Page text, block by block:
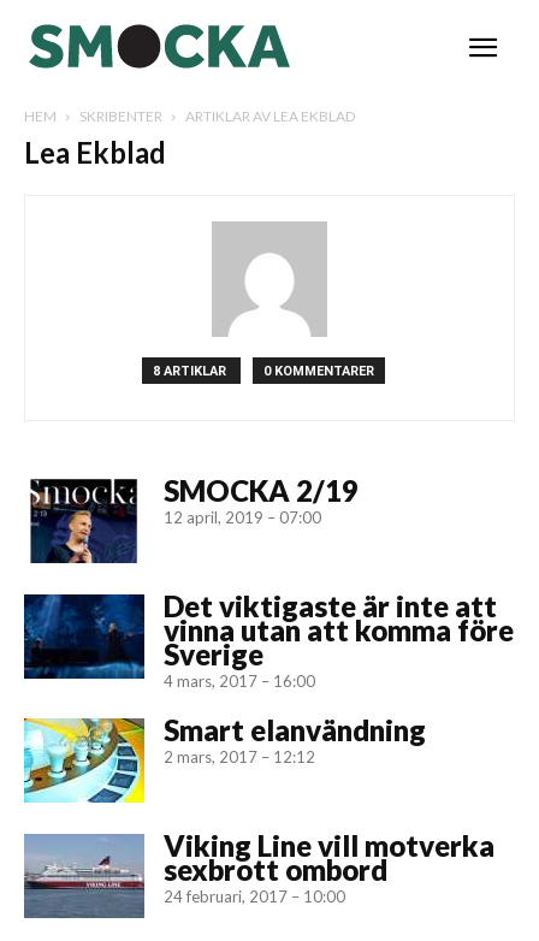
HEM SKRIBENTER ARTIKLAR AV LEA EKBLAD
Lea Ekblad
8 ARTIKLAR 0 KOMMENTARER
SMOCKA 2/19
12 april, 2019 – 07:00
Det viktigaste är inte att
vinna utan att komma före
Sverige
4 mars, 2017 – 16:00
Smart elanvändning
2 mars, 2017 – 12:12
Viking Line vill motverka
sexbrott ombord
24 februari, 2017 – 10:00